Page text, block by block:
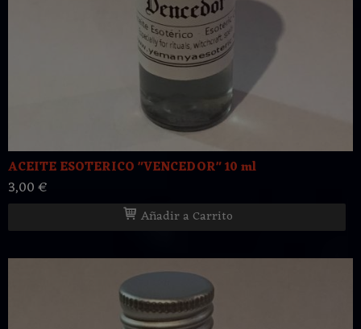
ACEITE ESOTERICO "VENCEDOR" 10 ml
3,00 €
Añadir a Carrito